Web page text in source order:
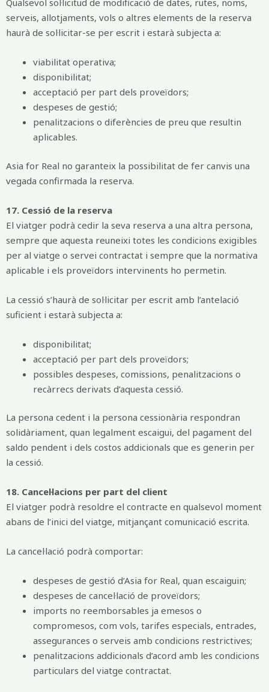
Qualsevol sol·licitud de modificació de dates, rutes, noms,
serveis, allotjaments, vols o altres elements de la reserva
haurà de sol·licitar-se per escrit i estarà subjecta a:
viabilitat operativa;
disponibilitat;
acceptació per part dels proveïdors;
despeses de gestió;
penalitzacions o diferències de preu que resultin
aplicables.
Asia for Real no garanteix la possibilitat de fer canvis una
vegada confirmada la reserva.
17. Cessió de la reserva
El viatger podrà cedir la seva reserva a una altra persona,
sempre que aquesta reuneixi totes les condicions exigibles
per al viatge o servei contractat i sempre que la normativa
aplicable i els proveïdors intervinents ho permetin.
La cessió s’haurà de sol·licitar per escrit amb l’antelació
suficient i estarà subjecta a:
disponibilitat;
acceptació per part dels proveïdors;
possibles despeses, comissions, penalitzacions o
recàrrecs derivats d’aquesta cessió.
La persona cedent i la persona cessionària respondran
solidàriament, quan legalment escaigui, del pagament del
saldo pendent i dels costos addicionals que es generin per
la cessió.
18. Cancel·lacions per part del client
El viatger podrà resoldre el contracte en qualsevol moment
abans de l’inici del viatge, mitjançant comunicació escrita.
La cancel·lació podrà comportar:
despeses de gestió d’Asia for Real, quan escaiguin;
despeses de cancel·lació de proveïdors;
imports no reemborsables ja emesos o
compromesos, com vols, tarifes especials, entrades,
assegurances o serveis amb condicions restrictives;
penalitzacions addicionals d’acord amb les condicions
particulars del viatge contractat.